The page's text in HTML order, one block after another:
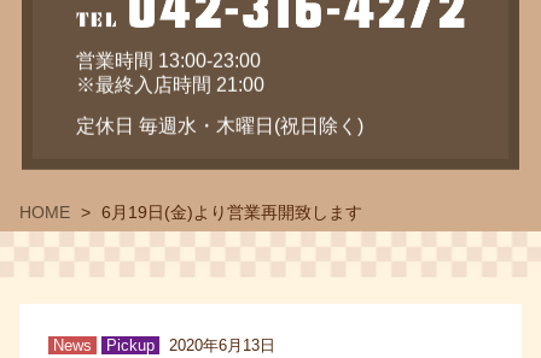
営業時間 13:00-23:00
※最終入店時間 21:00
定休日 毎週水・木曜日(祝日除く)
HOME 6月19日(金)より営業再開致します
News Pickup 2020年6月13日